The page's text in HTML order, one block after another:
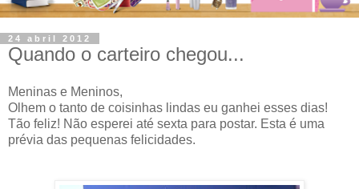
24 abril 2012
Quando o carteiro chegou...
Meninas e Meninos,
Olhem o tanto de coisinhas lindas eu ganhei esses dias!
Tão feliz! Não esperei até sexta para postar. Esta é uma
prévia das pequenas felicidades.